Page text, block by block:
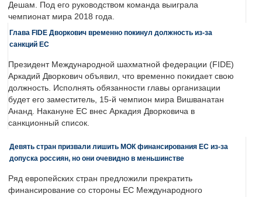
Дешам. Под его руководством команда выиграла
чемпионат мира 2018 года.
Глава FIDE Дворкович временно покинул должность из-за
санкций ЕС
Президент Международной шахматной федерации (FIDE)
Аркадий Дворкович объявил, что временно покидает свою
должность. Исполнять обязанности главы организации
будет его заместитель, 15-й чемпион мира Вишванатан
Ананд. Накануне ЕС внес Аркадия Дворковича в
санкционный список.
Девять стран призвали лишить МОК финансирования ЕС из-за
допуска россиян, но они очевидно в меньшинстве
Ряд европейских стран предложили прекратить
финансирование со стороны ЕС Международного